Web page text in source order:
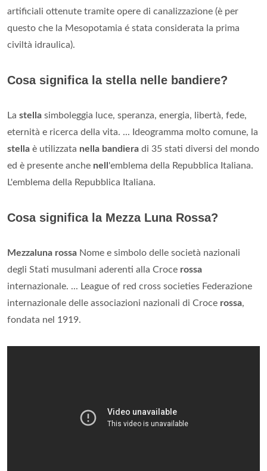
artificiali ottenute tramite opere di canalizzazione (è per
questo che la Mesopotamia é stata considerata la prima
civiltà idraulica).
Cosa significa la stella nelle bandiere?
La stella simboleggia luce, speranza, energia, libertà, fede,
eternità e ricerca della vita. ... Ideogramma molto comune, la
stella è utilizzata nella bandiera di 35 stati diversi del mondo
ed è presente anche nell 'emblema della Repubblica Italiana.
L'emblema della Repubblica Italiana.
Cosa significa la Mezza Luna Rossa?
Mezzaluna rossa Nome e simbolo delle società nazionali
degli Stati musulmani aderenti alla Croce rossa
internazionale. ... League of red cross societies Federazione
internazionale delle associazioni nazionali di Croce rossa,
fondata nel 1919.